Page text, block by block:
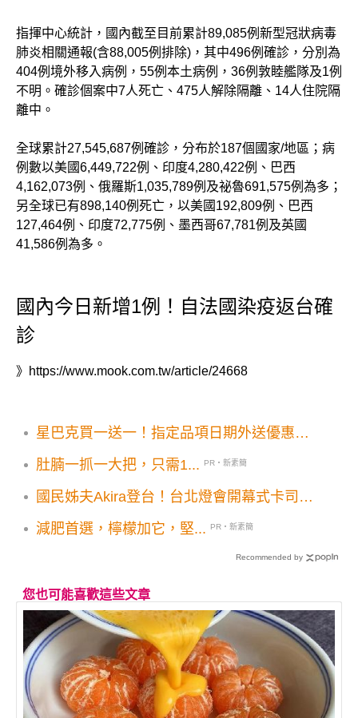
指揮中心統計，國內截至目前累計89,085例新型冠狀病毒
肺炎相關通報(含88,005例排除)，其中496例確診，分別為
404例境外移入病例，55例本土病例，36例敦睦艦隊及1例
不明。確診個案中7人死亡、475人解除隔離、14人住院隔
離中。
全球累計27,545,687例確診，分布於187個國家/地區；病
例數以美國6,449,722例、印度4,280,422例、巴西
4,162,073例、俄羅斯1,035,789例及祕魯691,575例為多；
另全球已有898,140例死亡，以美國192,809例、巴西
127,464例、印度72,775例、墨西哥67,781例及英國
41,586例為多。
國內今日新增1例！自法國染疫返台確
診
》 https://www.mook.com.tw/article/24668
星巴克買一送一！指定品項日期外送優惠
肚腩一抓一大把，只需1...
PR・新素簡
國民姊夫Akira登台！台北燈會開幕式卡司曝
減肥首選，檸檬加它，堅...
PR・新素簡
Recommended by
您也可能喜歡這些文章